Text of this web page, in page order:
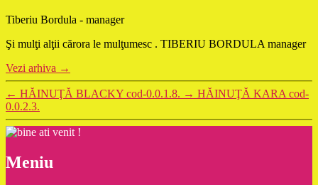
Tiberiu Bordula - manager
Şi mulţi alţii cărora le mulţumesc . TIBERIU BORDULA manager
Vezi arhiva →
← HĂINUŢĂ BLACKY cod-0.0.1.8. → HĂINUŢĂ KARA cod-
0.0.2.3.
Meniu